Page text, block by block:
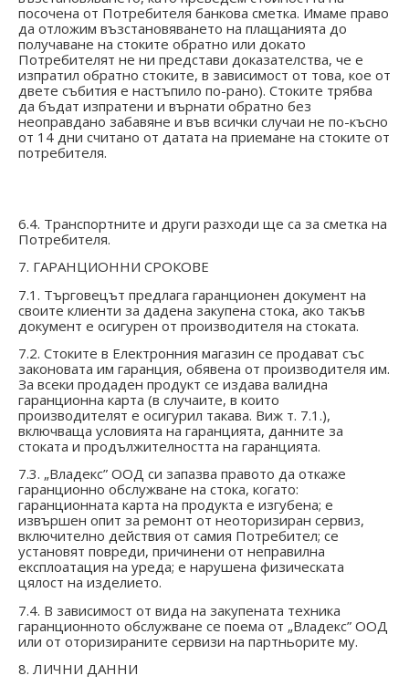
посочена от Потребителя банкова сметка. Имаме право
да отложим възстановяването на плащанията до
получаване на стоките обратно или докато
Потребителят не ни представи доказателства, че е
изпратил обратно стоките, в зависимост от това, кое от
двете събития е настъпило по-рано). Стоките трябва
да бъдат изпратени и върнати обратно без
неоправдано забавяне и във всички случаи не по-късно
от 14 дни считано от датата на приемане на стоките от
потребителя.
6.4. Транспортните и други разходи ще са за сметка на
Потребителя.
7. ГАРАНЦИОННИ СРОКОВЕ
7.1. Търговецът предлага гаранционен документ на
своите клиенти за дадена закупена стока, ако такъв
документ е осигурен от производителя на стоката.
7.2. Стоките в Електронния магазин се продават със
законовата им гаранция, обявена от производителя им.
За всеки продаден продукт се издава валидна
гаранционна карта (в случаите, в които
производителят е осигурил такава. Виж т. 7.1.),
включваща условията на гаранцията, данните за
стоката и продължителността на гаранцията.
7.3. „Владекс” ООД си запазва правото да откаже
гаранционно обслужване на стока, когато:
гаранционната карта на продукта е изгубена; е
извършен опит за ремонт от неоторизиран сервиз,
включително действия от самия Потребител; се
установят повреди, причинени от неправилна
експлоатация на уреда; е нарушена физическата
цялост на изделието.
7.4. В зависимост от вида на закупената техника
гаранционното обслужване се поема от „Владекс” ООД
или от оторизираните сервизи на партньорите му.
8. ЛИЧНИ ДАННИ